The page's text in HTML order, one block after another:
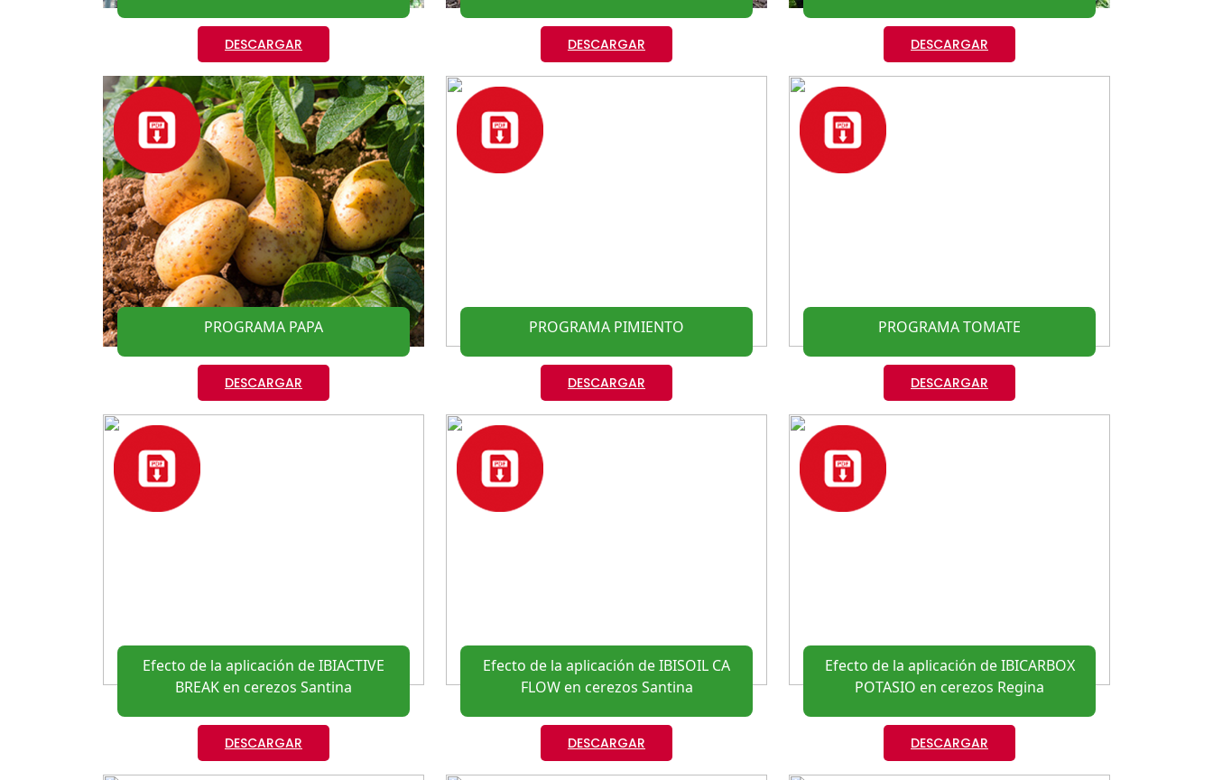
DESCARGAR DESCARGAR DESCARGAR
PROGRAMA PAPA
DESCARGAR
PROGRAMA PIMIENTO
DESCARGAR
PROGRAMA TOMATE
DESCARGAR
Efecto de la aplicación de IBIACTIVE
BREAK en cerezos Santina
DESCARGAR
Efecto de la aplicación de IBISOIL CA
FLOW en cerezos Santina
DESCARGAR
Efecto de la aplicación de IBICARBOX
POTASIO en cerezos Regina
DESCARGAR